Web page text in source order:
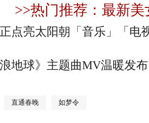
>>热门推荐：最新美
点亮太阳朝「音乐」「电
浪地球》主题曲MV温暖发
直通春晚 如梦令